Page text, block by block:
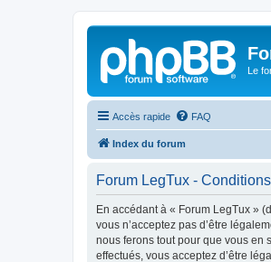
Le
Accès rapide FAQ
Index du forum
Forum LegTux -
En accédant à « Forum LegTux »
vous n’acceptez pas d’être
nous ferons tout pour que vous en
effectués, vous acceptez d’être